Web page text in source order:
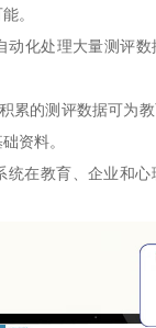
。
动化处理大量测评
累的测评数据可为
资料。
统在教育、企业和